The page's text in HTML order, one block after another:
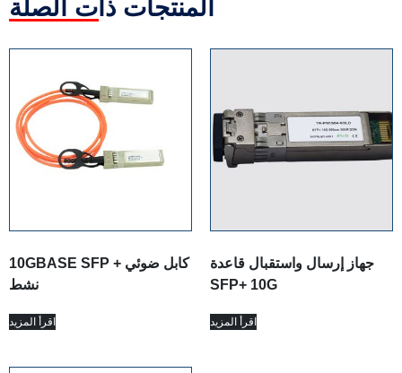
المنتجات ذات الصلة
10GBASE SFP + كابل ضوئي
اقرأ المزيد
جهاز إرسال واستقبال قاعدة
SFP+ 10G
اقرأ المزيد